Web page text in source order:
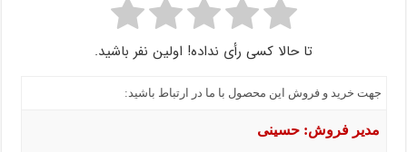
تا حالا کسی رأی نداده! اولین نفر باشید.
جهت خرید و فروش این محصول با ما در ارتباط باشید:
مدیر فروش: حسینی